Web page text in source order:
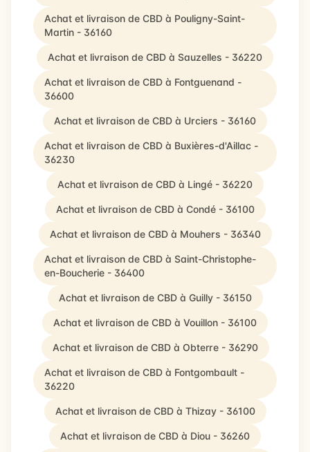
Achat et livraison de CBD à Pouligny-Saint-
Martin - 36160
Achat et livraison de CBD à Sauzelles - 36220
Achat et livraison de CBD à Fontguenand -
36600
Achat et livraison de CBD à Urciers - 36160
Achat et livraison de CBD à Buxières-d'Aillac -
36230
Achat et livraison de CBD à Lingé - 36220
Achat et livraison de CBD à Condé - 36100
Achat et livraison de CBD à Mouhers - 36340
Achat et livraison de CBD à Saint-Christophe-
en-Boucherie - 36400
Achat et livraison de CBD à Guilly - 36150
Achat et livraison de CBD à Vouillon - 36100
Achat et livraison de CBD à Obterre - 36290
Achat et livraison de CBD à Fontgombault -
36220
Achat et livraison de CBD à Thizay - 36100
Achat et livraison de CBD à Diou - 36260